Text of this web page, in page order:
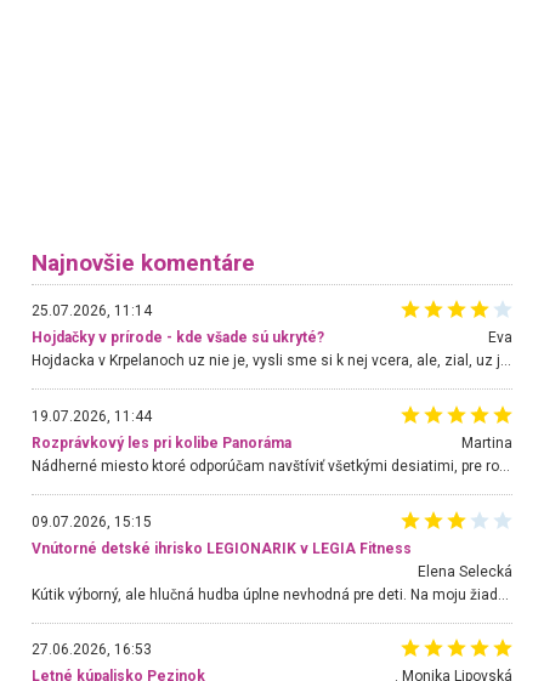
Najnovšie komentáre
25.07.2026, 11:14
Hojdačky v prírode - kde všade sú ukryté?
Eva
Hojdacka v Krpelanoch uz nie je, vysli sme si k nej vcera, ale, zial, uz je znicena. Ak sem planujete cestu len kvoli hojdacke, mozete si ju usetrit. Krasny vyhlad je tu vsak aj bez hojdacky :-)
19.07.2026, 11:44
Rozprávkový les pri kolibe Panoráma
Martina
Nádherné miesto ktoré odporúčam navštíviť všetkými desiatimi, pre rodiny s deťmi, dôchodcom... Proste a jednoducho ozaj rozprávkový les.. určite ešte prídeme. Odniesli sme si na pamiatku krásne tričká,
09.07.2026, 15:15
Vnútorné detské ihrisko LEGIONARIK v LEGIA Fitness
Elena Selecká
27.06.2026, 16:53
Letné kúpalisko Pezinok
. Monika Lipovská